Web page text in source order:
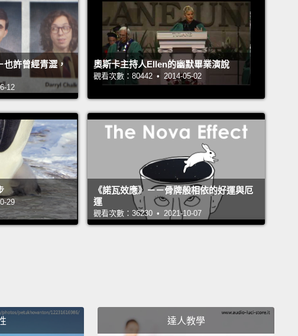
And can you imagine a television show dedicated to
watching guys try on tuxedos? Their fathers sitting there
misty-eyed with joy and disbelief; their brothers lurking in
the corner muttering with envy. Left to men, weddings
would be, after limits-testing procrastination,
spontaneous, almost inadvertent...during halftime...on the
way to the refrigerator.
And then there's the frequency of
failure: statistics tell us half of you will get divorced.
winning percentage like that'll get you last place in the
American League East. The Baltimore Orioles do better
than weddings.
是不經意地去冰箱拿飲料這件事情差不多。接著是婚姻失敗的
頻率：統計資料顯示你們裡面有一半會離婚。像這樣的勝率只
也許曾經青澀，
12
奧斯卡主持人Ellen的幽默畢業演說
觀看次數：80442 • 2014-05-02
29
《諾瓦效應》－－骨牌般相依的好運與厄
運
觀看次數：36230 • 2021-10-07
達人教學